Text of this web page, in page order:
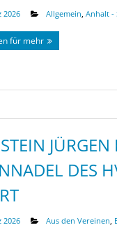
2026 Allgemein ,Anhalt -
für mehr
DES
2026 Aus den Vereinen